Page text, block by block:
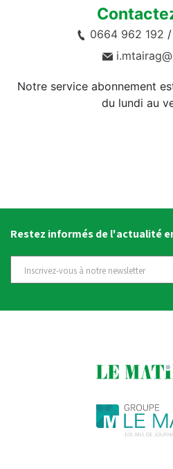
0664 962 192 /
Notre service abonnement
du lundi au
Restez informés de l'actualité